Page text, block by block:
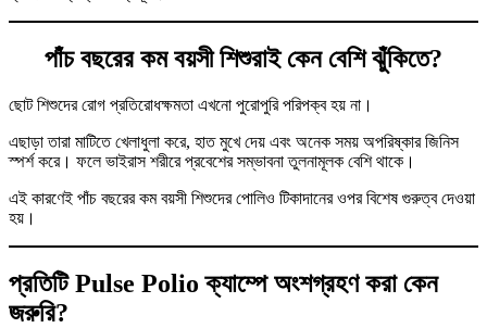
পাঁচ বছরের কম বয়সী শিশুরাই কেন বেশি ঝুঁকিতে?
ছোট শিশুদের রোগ প্রতিরোধক্ষমতা এখনো পুরোপুরি পরিপক্ব হয় না।
এছাড়া তারা মাটিতে খেলাধুলা করে, হাত মুখে দেয় এবং অনেক সময় অপরিষ্কার জিনিস
স্পর্শ করে। ফলে ভাইরাস শরীরে প্রবেশের সম্ভাবনা তুলনামূলক বেশি থাকে।
এই কারণেই পাঁচ বছরের কম বয়সী শিশুদের পোলিও টিকাদানের ওপর বিশেষ গুরুত্ব দেওয়া
হয়।
প্রতিটি Pulse Polio ক্যাম্পে অংশগ্রহণ করা কেন
জরুরি?